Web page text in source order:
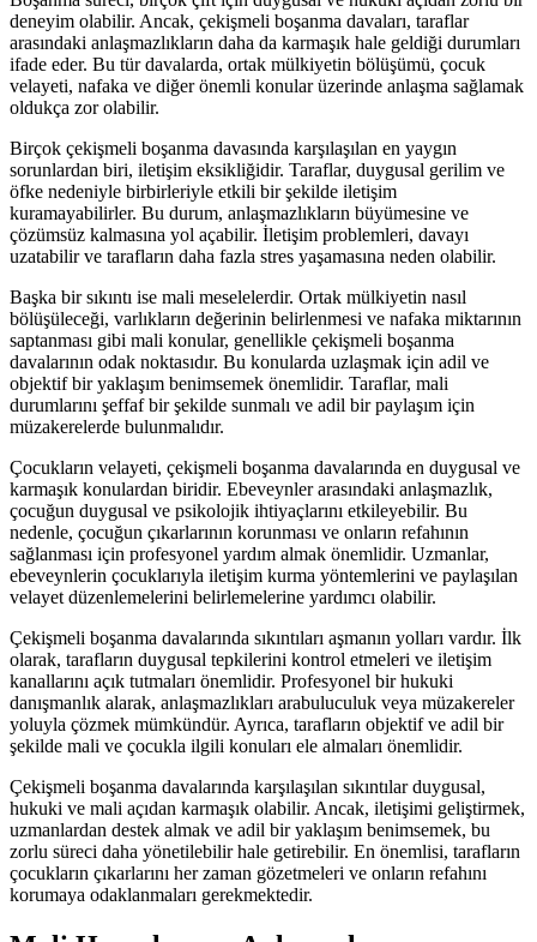
deneyim olabilir. Ancak, çekişmeli boşanma davaları, taraflar
arasındaki anlaşmazlıkların daha da karmaşık hale geldiği durumları
ifade eder. Bu tür davalarda, ortak mülkiyetin bölüşümü, çocuk
velayeti, nafaka ve diğer önemli konular üzerinde anlaşma sağlamak
oldukça zor olabilir.
Birçok çekişmeli boşanma davasında karşılaşılan en yaygın
sorunlardan biri, iletişim eksikliğidir. Taraflar, duygusal gerilim ve
öfke nedeniyle birbirleriyle etkili bir şekilde iletişim
kuramayabilirler. Bu durum, anlaşmazlıkların büyümesine ve
çözümsüz kalmasına yol açabilir. İletişim problemleri, davayı
uzatabilir ve tarafların daha fazla stres yaşamasına neden olabilir.
Başka bir sıkıntı ise mali meselelerdir. Ortak mülkiyetin nasıl
bölüşüleceği, varlıkların değerinin belirlenmesi ve nafaka miktarının
saptanması gibi mali konular, genellikle çekişmeli boşanma
davalarının odak noktasıdır. Bu konularda uzlaşmak için adil ve
objektif bir yaklaşım benimsemek önemlidir. Taraflar, mali
durumlarını şeffaf bir şekilde sunmalı ve adil bir paylaşım için
müzakerelerde bulunmalıdır.
Çocukların velayeti, çekişmeli boşanma davalarında en duygusal ve
karmaşık konulardan biridir. Ebeveynler arasındaki anlaşmazlık,
çocuğun duygusal ve psikolojik ihtiyaçlarını etkileyebilir. Bu
nedenle, çocuğun çıkarlarının korunması ve onların refahının
sağlanması için profesyonel yardım almak önemlidir. Uzmanlar,
ebeveynlerin çocuklarıyla iletişim kurma yöntemlerini ve paylaşılan
velayet düzenlemelerini belirlemelerine yardımcı olabilir.
Çekişmeli boşanma davalarında sıkıntıları aşmanın yolları vardır. İlk
olarak, tarafların duygusal tepkilerini kontrol etmeleri ve iletişim
kanallarını açık tutmaları önemlidir. Profesyonel bir hukuki
danışmanlık alarak, anlaşmazlıkları arabuluculuk veya müzakereler
yoluyla çözmek mümkündür. Ayrıca, tarafların objektif ve adil bir
şekilde mali ve çocukla ilgili konuları ele almaları önemlidir.
Çekişmeli boşanma davalarında karşılaşılan sıkıntılar duygusal,
hukuki ve mali açıdan karmaşık olabilir. Ancak, iletişimi geliştirmek,
uzmanlardan destek almak ve adil bir yaklaşım benimsemek, bu
zorlu süreci daha yönetilebilir hale getirebilir. En önemlisi, tarafların
çocukların çıkarlarını her zaman gözetmeleri ve onların refahını
korumaya odaklanmaları gerekmektedir.